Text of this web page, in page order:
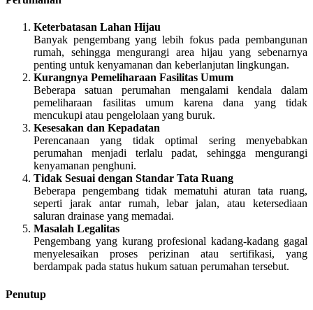
Keterbatasan Lahan Hijau
Banyak pengembang yang lebih fokus pada pembangunan
rumah, sehingga mengurangi area hijau yang sebenarnya
penting untuk kenyamanan dan keberlanjutan lingkungan.
Kurangnya Pemeliharaan Fasilitas Umum
Beberapa satuan perumahan mengalami kendala dalam
pemeliharaan fasilitas umum karena dana yang tidak
mencukupi atau pengelolaan yang buruk.
Kesesakan dan Kepadatan
Perencanaan yang tidak optimal sering menyebabkan
perumahan menjadi terlalu padat, sehingga mengurangi
kenyamanan penghuni.
Tidak Sesuai dengan Standar Tata Ruang
Beberapa pengembang tidak mematuhi aturan tata ruang,
seperti jarak antar rumah, lebar jalan, atau ketersediaan
saluran drainase yang memadai.
Masalah Legalitas
Pengembang yang kurang profesional kadang-kadang gagal
menyelesaikan proses perizinan atau sertifikasi, yang
berdampak pada status hukum satuan perumahan tersebut.
Penutup